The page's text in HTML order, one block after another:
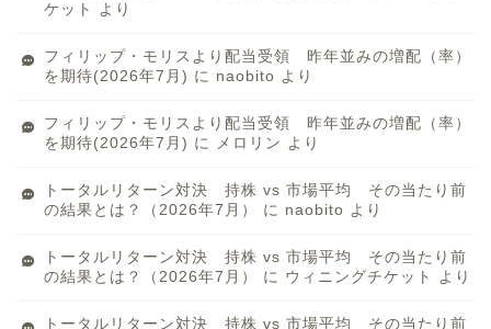
ケット
より
フィリップ・モリスより配当受領 昨年並みの増配（率）
を期待(2026年7月) に naobito より
フィリップ・モリスより配当受領 昨年並みの増配（率）
を期待(2026年7月) に メロリン より
トータルリターン対決 持株 vs 市場平均 その当たり前
の結果とは？（2026年7月）
に naobito より
トータルリターン対決 持株 vs 市場平均 その当たり前
の結果とは？（2026年7月）
に ウィニングチケット より
トータルリターン対決 持株 vs 市場平均 その当たり前